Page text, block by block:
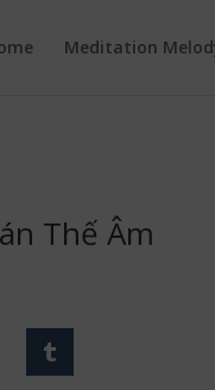
Meditation
Thế Âm